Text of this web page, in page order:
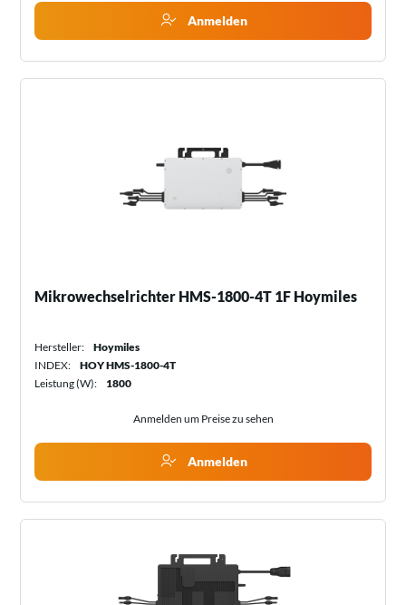
Anmelden
Mikrowechselrichter HMS-1800-4T 1F Hoymiles
Hersteller:
Hoymiles
INDEX:
HOY HMS-1800-4T
Leistung (W):
1800
Anmelden um Preise zu sehen
Anmelden